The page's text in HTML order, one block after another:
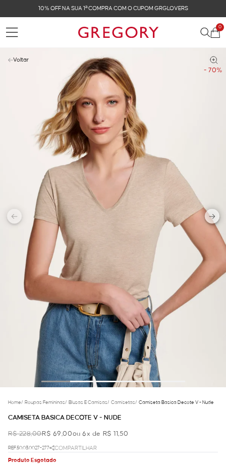
10% OFF NA SUA 1ª COMPRA COM O CUPOM GRGLOVERS
0
- 70%
Voltar
Home/ Roupas Femininas/ Blusas E Camisas/ Camisetas/ Camiseta Basica Decote V - Nude
CAMISETA BASICA DECOTE V - NUDE
R$ 228,00R$ 69,00ou 6x de R$ 11,50
REF.50.03.0027-277
COMPARTILHAR
Produto Esgotado